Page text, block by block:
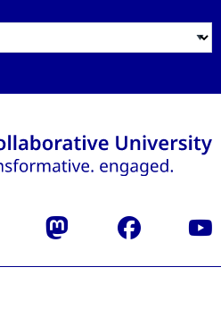
Mastodon Facebook